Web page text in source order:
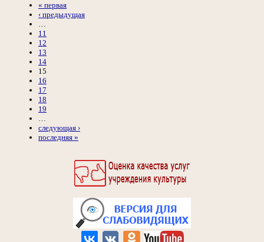
« первая
‹ предыдущая
…
11
12
13
14
15
16
17
18
19
…
следующая ›
последняя »